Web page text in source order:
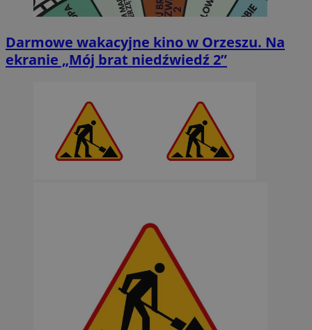
Darmowe wakacyjne kino w Orzeszu. Na
ekranie „Mój brat niedźwiedź 2”